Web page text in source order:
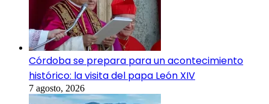
Córdoba se prepara para un acontecimiento
histórico: la visita del papa León XIV
7 agosto, 2026